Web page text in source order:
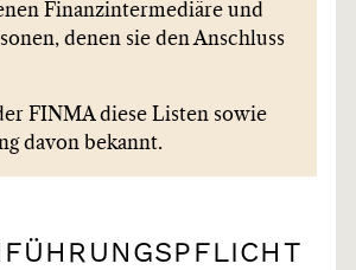
Finanzintermediäre und
denen sie den Anschluss
FINMA diese Listen sowie
davon bekannt.